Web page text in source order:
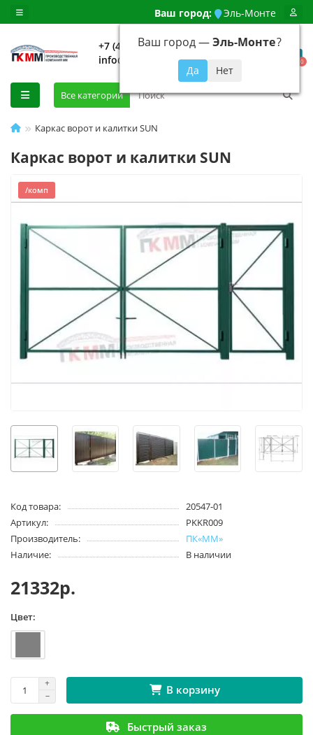
Ваш город: Эль-Монте
Ваш город —Эль-Монте?
+7 (499) 648-92-94
info@evroshtaketnikmoskva.ru
0
Все категории
Каркас ворот и калитки SUN
Каркас ворот и калитки SUN
/комп
Код товара:
20547-01
Артикул:
PKKR009
Производитель:
ПК«ММ»
Наличие:
В наличии
21332р.
Цвет:
В корзину
Быстрый заказ